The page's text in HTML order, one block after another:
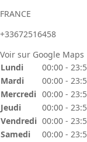
FRANCE
+33672516458
Voir sur Google Maps
Lundi
00:00 -
Mardi
00:00 -
Mercredi 00:00 -
Jeudi
00:00 -
Vendredi 00:00 -
Samedi
00:00 -